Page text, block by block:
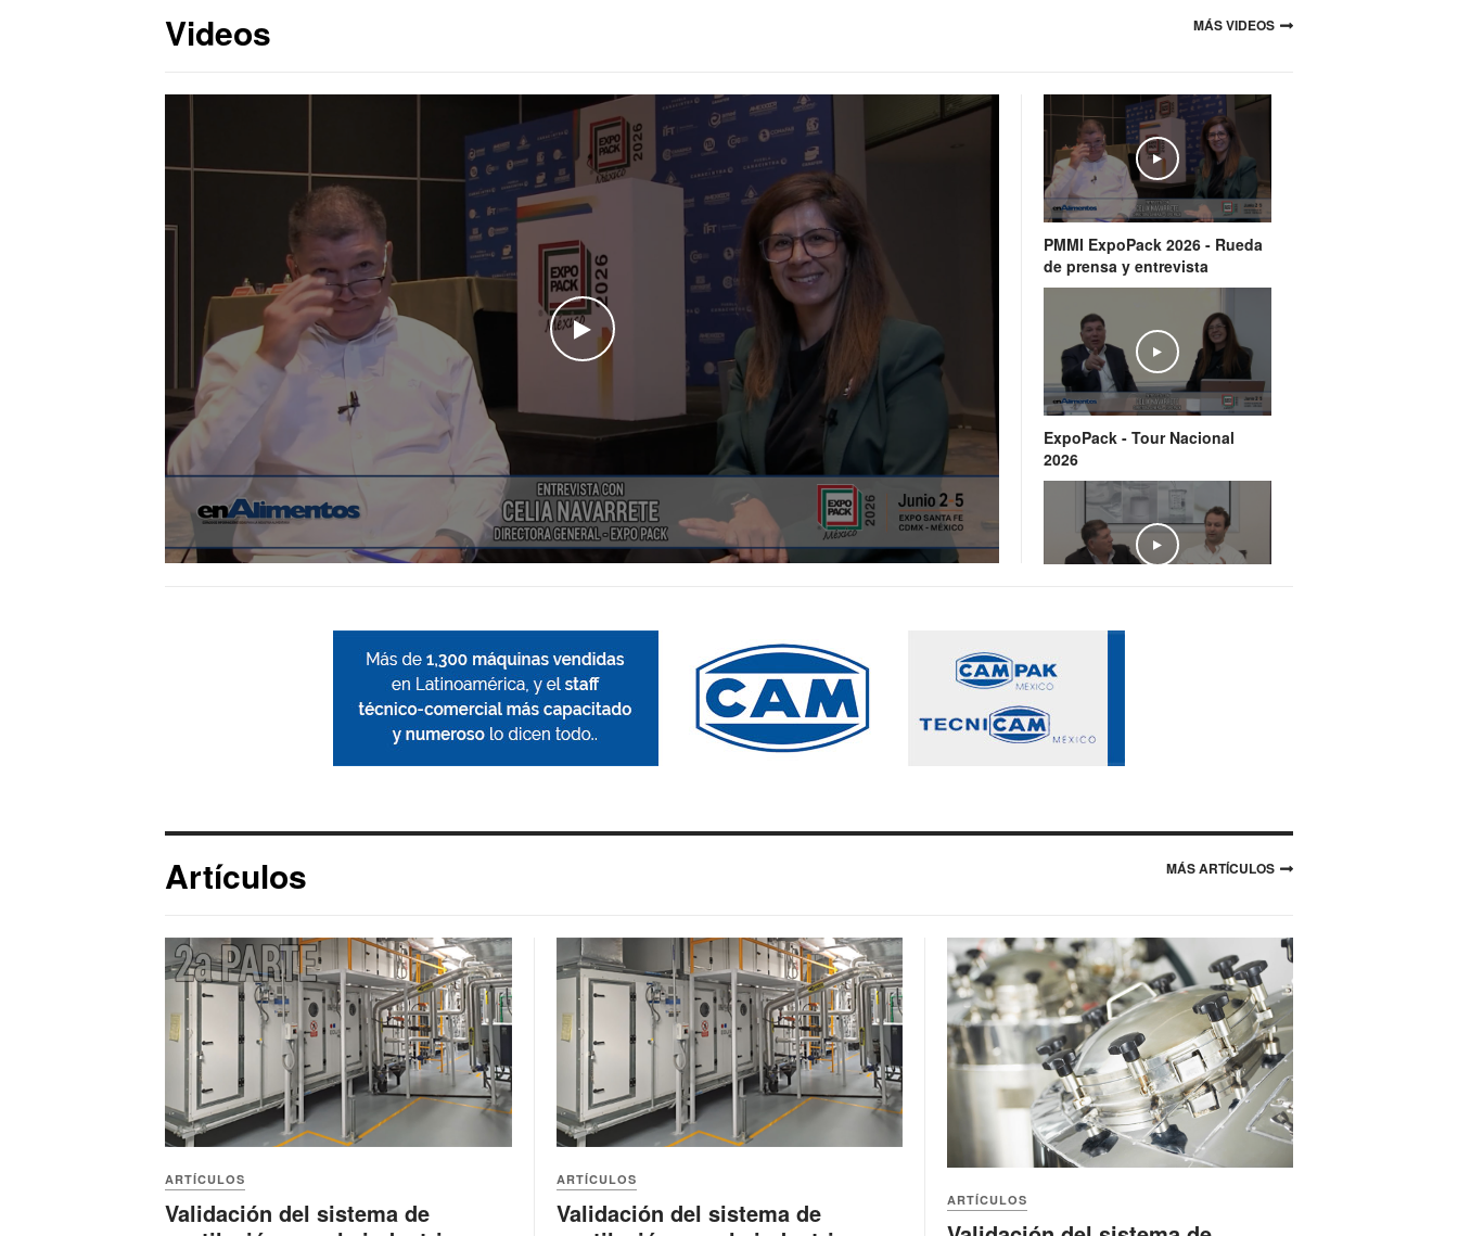
Videos MÁS VIDEOS
WATCH THE VIDEO
Play
PMMI ExpoPack 2026 - Rueda
de prensa y entrevista
Play
ExpoPack - Tour Nacional
2026
Play
Entrevista con Diego García:
fragancias e ingredientes en
México
Conagra Brands: una
Play
Entrevista a Celia Navarrete -
Directora General Expo Pack
Artículos MÁS ARTÍCULOS
ARTÍCULOS
Validación del sistema de
ARTÍCULOS
Validación del sistema de
ARTÍCULOS